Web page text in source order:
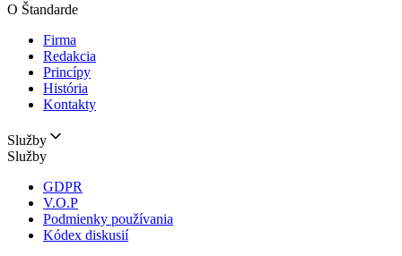
O Štandarde
Firma
Redakcia
Princípy
História
Kontakty
Služby
Služby
GDPR
V.O.P
Podmienky používania
Kódex diskusií